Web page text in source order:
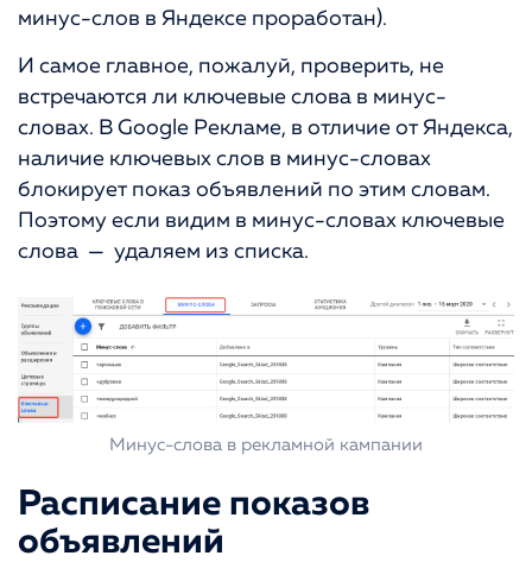
минус-слов в Яндексе проработан).
И самое главное, пожалуй, проверить, не
встречаются ли ключевые слова в минус-
словах. В Google Рекламе, в отличие от Яндекса,
наличие ключевых слов в минус-словах
блокирует показ объявлений по этим словам.
Поэтому если видим в минус-словах ключевые
слова — удаляем из списка.
Минус-слова в рекламной кампании
Расписание показов
объявлений